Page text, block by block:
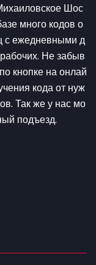
Шос
много кодов о
с ежедневными д
Не забыв
кнопке на онлай
кода от нуж
Так же у нас мо
подъезд.